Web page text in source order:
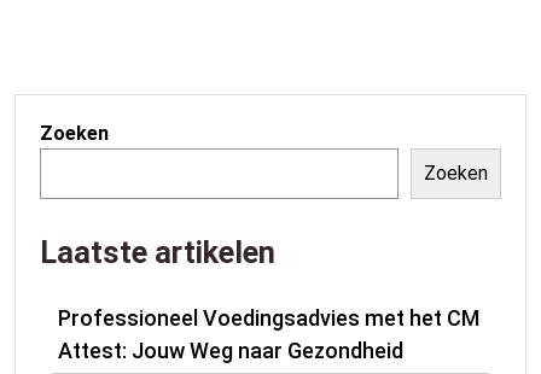
Zoeken
Zoeken
Laatste artikelen
Professioneel Voedingsadvies met het CM
Attest: Jouw Weg naar Gezondheid